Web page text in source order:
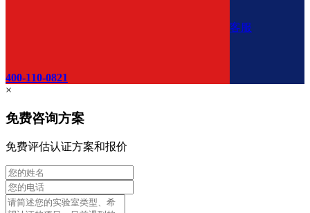
400-110-0821
客服
×
免费咨询方案
免费评估认证方案和报价